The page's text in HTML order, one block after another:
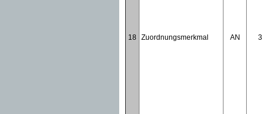
18 Zuordnungsmerkmal AN 3